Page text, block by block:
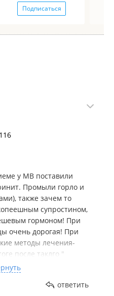
Подписаться
у МВ поставили
Промыли горло и
также зачем то
супростином,
гормоном! При
очень дорогая! При
методы лечения-
после таклго "
денег в этом
получил! Сделал
на деньги! Вынужден
ответить